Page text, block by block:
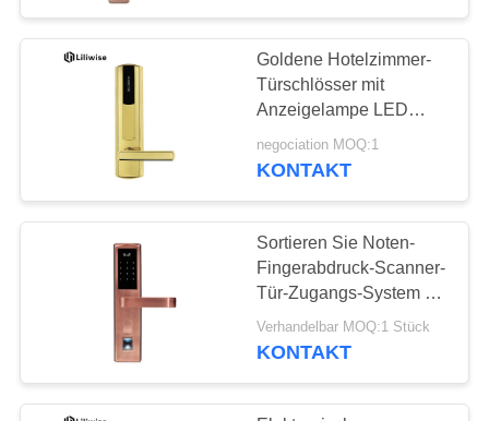
Hotel Türschlösser
78
Goldene Hotelzimmer-
Türschlösser mit
Anzeigelampe LED
285mm * 70mm
negociation MOQ:1
KONTAKT
Sortieren Sie Noten-
Fingerabdruck-Scanner-
Tür-Zugangs-System mit
Daten des Griff-300pcs
aus
Verhandelbar MOQ:1 Stück
KONTAKT